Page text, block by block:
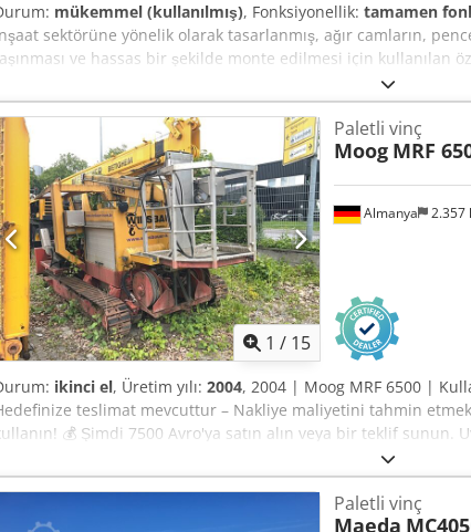
mükemmel (kullanılmış), Fonksiyonellik: tamamen
sektörüne yönelik olarak tasarlanmış, ağır camların,
ve hassas bir şekilde monte edilmesi için kullanılan
Toplamda yaklaşık 4,95 m menzile sahip üç hidrolik uzatma
kapasitesi 800 kg - 8 adet vakumlu vantuz - Uzaktan
- Eğilebilir ve dönebilen çerçeve - Halojen
1 / 15
Almanya 2.357
Paletli vinç
Moog MRF
ikinci el, Üretim yılı: 2004, 2004 | Moog MRF 6500 |
teslimat mevcuttur – Nakliye maliyetini tahmin etmek
💰 Şimdi 7500 Avro'ya satın alın veya bir teklif sunun.
ödeme imkanı mevcuttur (onaya tabidir)* 👷‍♂️ Bağımsız bir
11'i onaylandı ✅, 7'si eksik ℹ️, 2'si sorunlu ⚠️. 📌
görünüyor, ancak çalışmıyor. 📄 Tam incelemeyi, ek
İpucu: Daha fazla ayrıntı ararken çevrimiçi olarak yaygın olarak
Paletli vinç
Maeda